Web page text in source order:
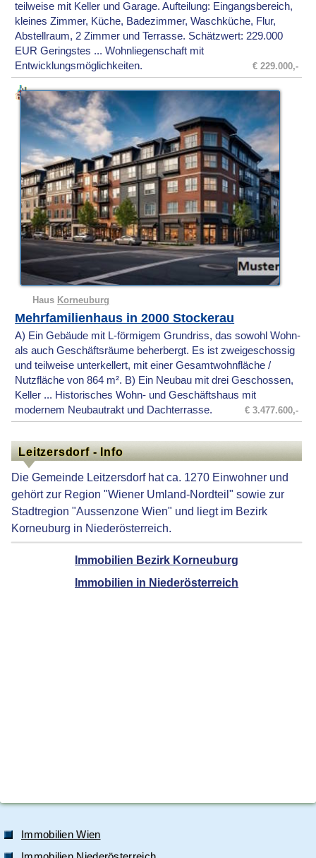
teilweise mit Keller und Garage. Aufteilung: Eingangsbereich,
kleines Zimmer, Küche, Badezimmer, Waschküche, Flur,
Abstellraum, 2 Zimmer und Terrasse. Schätzwert: 229.000
EUR Geringstes ... Wohnliegenschaft mit
Entwicklungsmöglichkeiten.
€ 229.000,-
Haus Korneuburg
Mehrfamilienhaus in 2000 Stockerau
A) Ein Gebäude mit L-förmigem Grundriss, das sowohl Wohn-
als auch Geschäftsräume beherbergt. Es ist zweigeschossig
und teilweise unterkellert, mit einer Gesamtwohnfläche /
Nutzfläche von 864 m². B) Ein Neubau mit drei Geschossen,
Keller ... Historisches Wohn- und Geschäftshaus mit
modernem Neubautrakt und Dachterrasse.
€ 3.477.600,-
Leitzersdorf - Info
Die Gemeinde Leitzersdorf hat ca. 1270 Einwohner und
gehört zur Region "Wiener Umland-Nordteil" sowie zur
Stadtregion "Aussenzone Wien" und liegt im Bezirk
Korneuburg in Niederösterreich.
Immobilien Bezirk Korneuburg
Immobilien in Niederösterreich
Immobilien Wien